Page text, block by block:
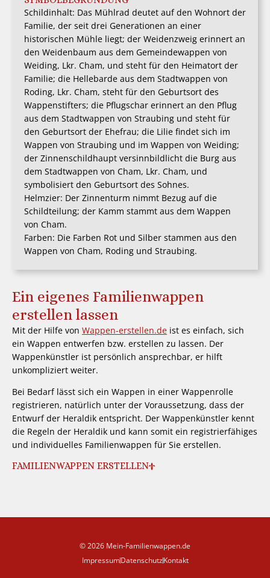
Schildinhalt: Das Mühlrad deutet auf den Wohnort der
Familie, der seit drei Generationen an einer
historischen Mühle liegt; der Weidenzweig erinnert an
den Weidenbaum aus dem Gemeindewappen von
Weiding, Lkr. Cham, und steht für den Heimatort der
Familie; die Hellebarde aus dem Stadtwappen von
Roding, Lkr. Cham, steht für den Geburtsort des
Wappenstifters; die Pflugschar erinnert an den Pflug
aus dem Stadtwappen von Straubing und steht für
den Geburtsort der Ehefrau; die Lilie findet sich im
Wappen von Straubing und im Wappen von Weiding;
der Zinnenschildhaupt versinnbildlicht die Burg aus
dem Stadtwappen von Cham, Lkr. Cham, und
symbolisiert den Geburtsort des Sohnes.
Helmzier: Der Zinnenturm nimmt Bezug auf die
Schildteilung; der Kamm stammt aus dem Wappen
von Cham.
Farben: Die Farben Rot und Silber stammen aus den
Wappen von Cham, Roding und Straubing.
Ein eigenes Familienwappen
erstellen lassen
Mit der Hilfe von Wappen-erstellen.de ist es einfach, sich
ein Wappen entwerfen bzw. erstellen zu lassen. Der
Wappenkünstler ist persönlich ansprechbar, er hilft
unkompliziert weiter.
Bei Bedarf lässt sich ein Wappen in einer Wappenrolle
registrieren, natürlich unter der Voraussetzung, dass der
Entwurf der Heraldik entspricht. Der Wappenkünstler kennt
die Regeln der Heraldik und kann somit ein registrierfähiges
und individuelles Familienwappen für Sie erstellen.
FAMILIENWAPPEN ERSTELLEN
© 2026 Mein-Familienwappen.de
ImpressumDatenschutzKontakt